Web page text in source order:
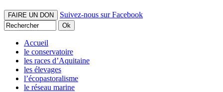
FAIRE UN DON Suivez-nous sur Facebook
Accueil
le conservatoire
les races d’Aquitaine
les élevages
l’écopastoralisme
le réseau marine